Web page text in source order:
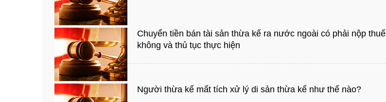
Chuyển tiền bán tài sản thừa kế ra nước ngoài có phải nộp thuế
không và thủ tục thực hiện
Người thừa kế mất tích xử lý di sản thừa kế như thế nào?